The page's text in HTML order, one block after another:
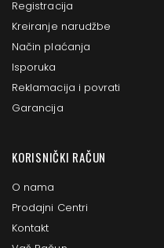
Registracija
Kreiranje narudžbe
Način plaćanja
Isporuka
Reklamacija i povrati
Garancija
KORISNIČKI RAČUN
O nama
Prodajni Centri
Kontakt